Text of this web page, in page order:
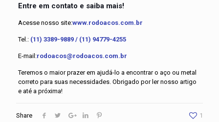
Entre em contato e saiba mais!
Acesse nosso site:www.rodoacos.com.br
Tel.: (11) 3389-9889 / (11) 94779-4255
E-mail:rodoacos@rodoacos.com.br
Teremos o maior prazer em ajudá-lo a encontrar o aço ou metal
correto para suas necessidades. Obrigado por ler nosso artigo
e até a próxima!
Share 1